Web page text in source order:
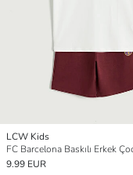
LCW Kids
9.99 EUR